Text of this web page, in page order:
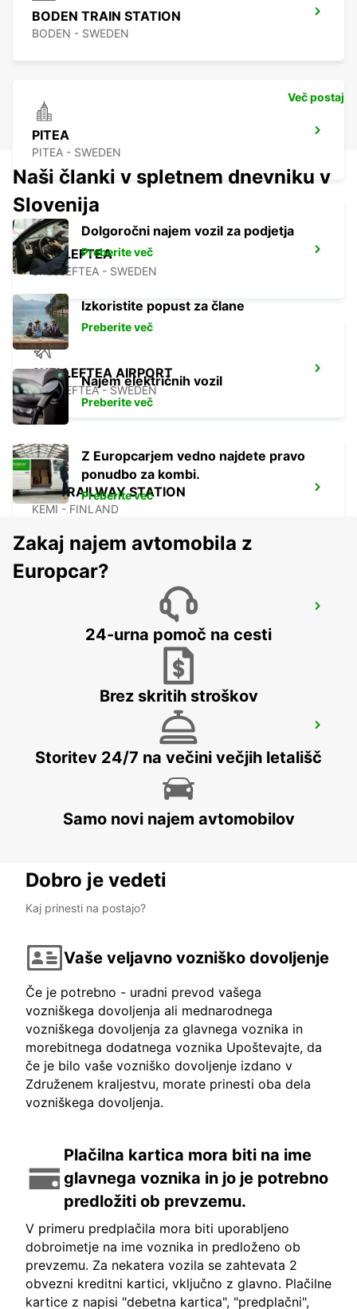
BODEN TRAIN STATION
BODEN - SWEDEN
PITEA
PITEA - SWEDEN
SKELLEFTEA
SKELLEFTEA - SWEDEN
SKELLEFTEA AIRPORT
SKELLEFTEA - SWEDEN
KEMI RAILWAY STATION
KEMI - FINLAND
KEMI - FINLAND
ARVIDSJAUR AIRPORT
Več postaj
Naši članki v spletnem dnevniku v
Slovenija
Dolgoročni najem vozil za podjetja
Preberite več
Izkoristite popust za člane
Preberite več
Najem električnih vozil
Preberite več
Z Europcarjem vedno najdete pravo
ponudbo za kombi.
Preberite več
Zakaj najem avtomobila z
Europcar?
24-urna pomoč na cesti
Brez skritih stroškov
Storitev 24/7 na večini večjih letališč
Samo novi najem avtomobilov
Dobro je vedeti
Kaj prinesti na postajo?
Vaše veljavno vozniško dovoljenje
Če je potrebno - uradni prevod vašega
vozniškega dovoljenja ali mednarodnega
vozniškega dovoljenja za glavnega voznika in
morebitnega dodatnega voznika Upoštevajte, da
če je bilo vaše vozniško dovoljenje izdano v
Združenem kraljestvu, morate prinesti oba dela
vozniškega dovoljenja.
Plačilna kartica mora biti na ime
glavnega voznika in jo je potrebno
predložiti ob prevzemu.
V primeru predplačila mora biti uporabljeno
dobroimetje na ime voznika in predloženo ob
prevzemu. Za nekatera vozila se zahtevata 2
obvezni kreditni kartici, vključno z glavno. Plačilne
kartice z napisi "debetna kartica", "predplačni",